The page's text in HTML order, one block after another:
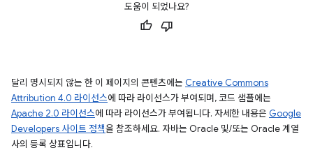
도움이 되었나요?
달리 명시되지 않는 한 이 페이지의 콘텐츠에는 Creative Commons
Attribution 4.0 라이선스에 따라 라이선스가 부여되며, 코드 샘플에는
Apache 2.0 라이선스에 따라 라이선스가 부여됩니다. 자세한 내용은 Google
Developers 사이트 정책을 참조하세요. 자바는 Oracle 및/또는 Oracle 계열
사의 등록 상표입니다.